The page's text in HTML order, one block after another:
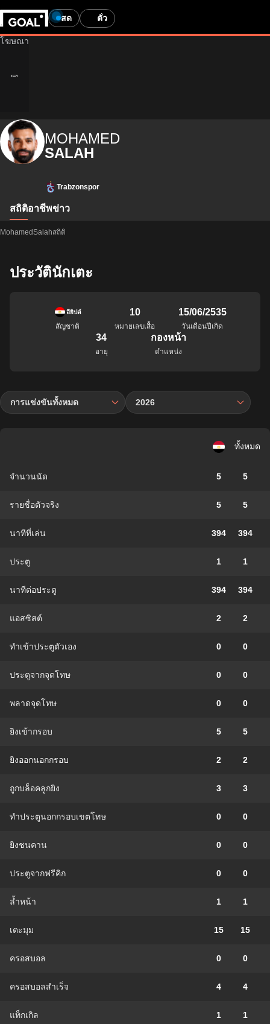
สด ตั๋ว
MOHAMED
SALAH
Trabzonspor
สถิติอาชีพข่าว
MohamedSalahสถิติ
ประวัตินักเตะ
อียิปต์
สัญชาติ
10
หมายเลขเสื้อ
15/06/2535
วันเดือนปีเกิด
34
อายุ
กองหน้า
ตำแหน่ง
การแข่งขันทั้งหมด 2026
ทั้งหมด
จำนวนนัด 5 5
รายชื่อตัวจริง 5 5
นาทีที่เล่น 394 394
ประตู 1 1
นาทีต่อประตู 394 394
แอสซิสต์ 2 2
ทําเข้าประตูตัวเอง 0 0
ประตูจากจุดโทษ 0 0
พลาดจุดโทษ 0 0
ยิงเข้ากรอบ 5 5
ยิงออกนอกกรอบ 2 2
ถูกบล็อคลูกยิง 3 3
ทำประตูนอกกรอบเขตโทษ 0 0
ยิงชนคาน 0 0
ประตูจากฟรีคิก 0 0
ล้ำหน้า 1 1
เตะมุม 15 15
ครอสบอล 0 0
ครอสบอลสำเร็จ 4 4
แท็กเกิล 1 1